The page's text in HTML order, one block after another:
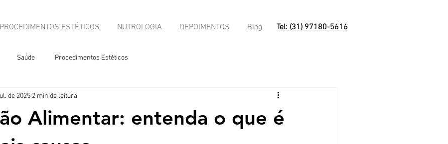
PROCEDIMENTOS ESTÉTICOS NUTROLOGIA DEPOIMENTOS Blog Tel: (31) 97180-5616
Saúde Procedimentos Estéticos
Alimentar: entenda o que é
de 2025 2 min de leitura